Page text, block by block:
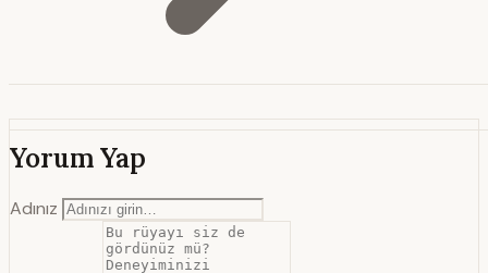
Yorum Yap
Adınız